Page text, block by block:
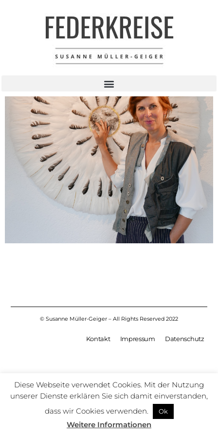
X Transzendenz
© Susanne Müller-Geiger – All Rights Reserved 2022
Kontakt Impressum Datenschutz
Diese Webseite verwendet Cookies. Mit der Nutzung
unserer Dienste erklären Sie sich damit einverstanden,
dass wir Cookies verwenden.
Ok
Weitere Informationen